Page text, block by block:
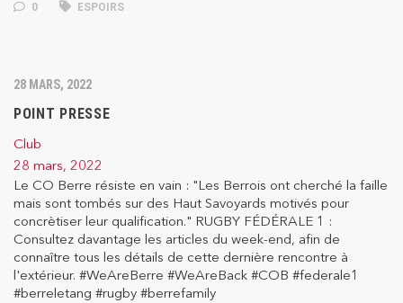
0 ESPOIRS
28 MARS, 2022
POINT PRESSE
Club
28 mars, 2022
Le CO Berre résiste en vain : "Les Berrois ont cherché la faille
mais sont tombés sur des Haut Savoyards motivés pour
concrètiser leur qualification." RUGBY FÉDÉRALE 1 :
Consultez davantage les articles du week-end, afin de
connaître tous les détails de cette dernière rencontre à
l'extérieur. #WeAreBerre #WeAreBack #COB #federale1
#berreletang #rugby #berrefamily